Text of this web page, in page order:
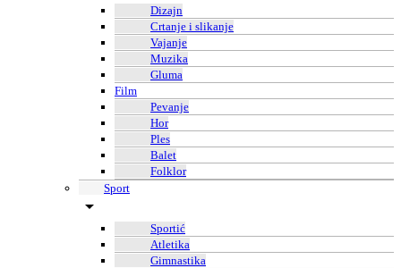
Dizajn
Crtanje i slikanje
Vajanje
Muzika
Gluma
Film
Pevanje
Hor
Ples
Balet
Folklor
Sport
Sportić
Atletika
Gimnastika